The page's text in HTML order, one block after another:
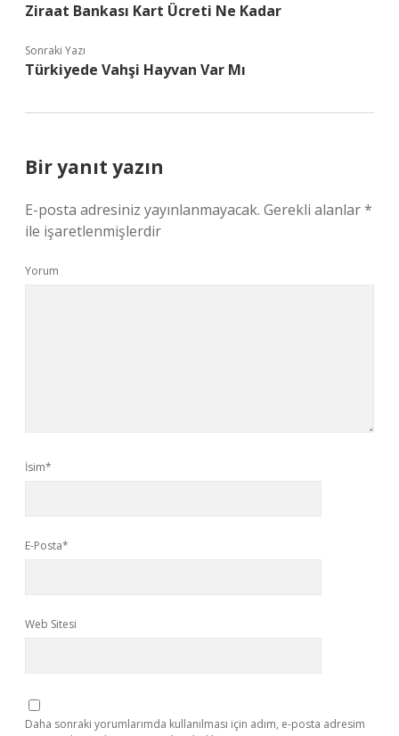
Ziraat Bankası Kart Ücreti Ne Kadar
Sonraki Yazı
Türkiyede Vahşi Hayvan Var Mı
Bir yanıt yazın
E-posta adresiniz yayınlanmayacak. Gerekli alanlar*
ile işaretlenmişlerdir
Yorum
İsim*
E-Posta*
Web Sitesi
Daha sonraki yorumlarımda kullanılması için adım, e-posta adresim